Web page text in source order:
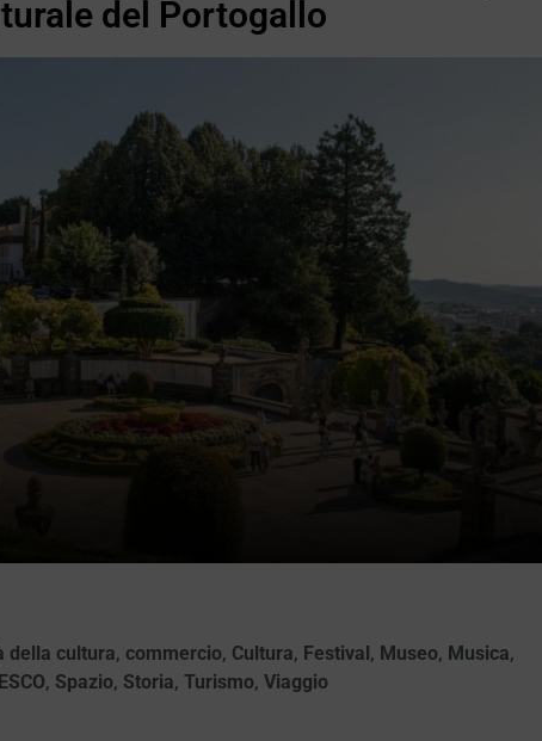
del Portogallo
della cultura, commercio, Cultura, Festival, Museo, Musica,
, Spazio, Storia, Turismo, Viaggio